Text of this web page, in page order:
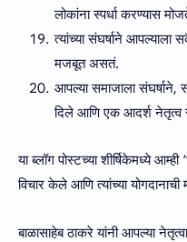
लोकांना स्पर्धा करण्यास
त्यांच्या संघर्षाने आपल्याला
मजबूत असतं.
आपल्या समाजाला संघर्षाने,
दिले आणि एक आदर्श नेतृत्व
या ब्लॉग पोस्टच्या शीर्षिकेमध्ये
विचार केले आणि त्यांच्या योगदानाची
बाळासाहेब ठाकरे यांनी आपल्या